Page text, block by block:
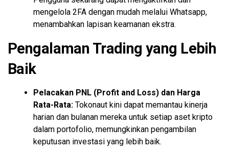
mengelola 2FA dengan mudah melalui Whatsapp,
menambahkan lapisan keamanan ekstra.
Pengalaman Trading yang Lebih
Baik
Pelacakan PNL (Profit and Loss) dan Harga
Rata-Rata: Tokonaut kini dapat memantau kinerja
harian dan bulanan mereka untuk setiap aset kripto
dalam portofolio, memungkinkan pengambilan
keputusan investasi yang lebih baik.